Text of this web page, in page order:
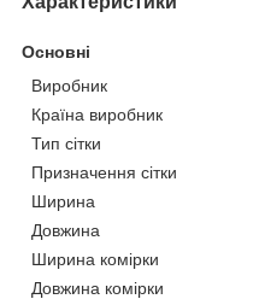
Основні
Виробник
Країна виробник
Тип сітки
Призначення сітки
Ширина
Довжина
Ширина комірки
Довжина комірки